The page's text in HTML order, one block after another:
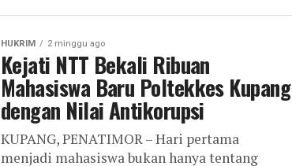
HUKRIM 2 minggu ago
Kejati NTT Bekali Ribuan
Mahasiswa Baru Poltekkes Kupang
dengan Nilai Antikorupsi
KUPANG, PENATIMOR – Hari pertama
menjadi mahasiswa bukan hanya tentang